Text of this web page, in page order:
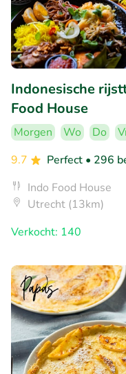
Indonesische
Food House
Morgen Wo Do
9.7
Perfect • 296
Indo Food House
Utrecht (13km)
Verkocht: 140